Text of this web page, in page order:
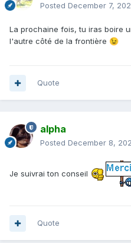
Posted December 7,
La prochaine fois, tu iras boire
l'autre côté de la frontière 😉
Quote
alpha
Posted December 8,
Je suivrai ton conseil
Quote